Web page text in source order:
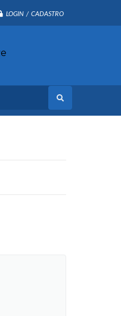
LOGIN / CADASTRO